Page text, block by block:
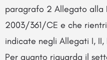
paragrafo 2 Allegato alla
2003/361/CE e che
indicate negli Allegati I,
Per quanto riguarda il